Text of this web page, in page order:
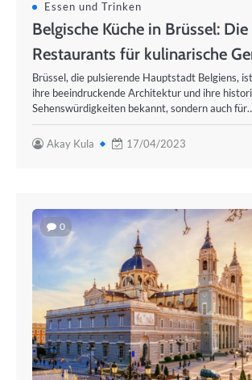
Essen und Trinken
Belgische Küche in Brüssel:
Restaurants für kulinarische
Brüssel, die pulsierende Hauptstadt Belgiens,
ihre beeindruckende Architektur und ihre
Sehenswürdigkeiten bekannt, sondern auch
Akay Kula 17/04/2023
0